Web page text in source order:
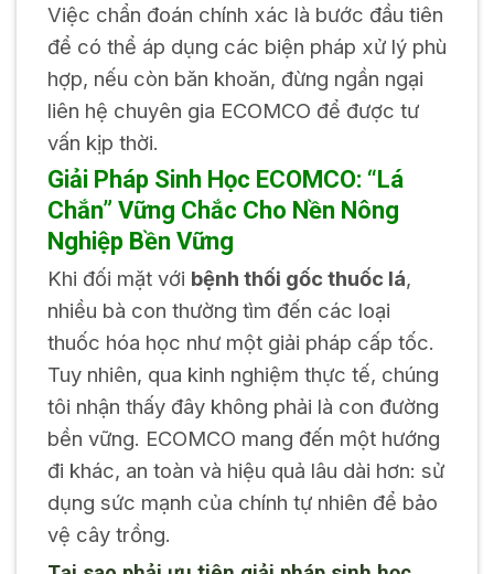
Việc chẩn đoán chính xác là bước đầu tiên
để có thể áp dụng các biện pháp xử lý phù
hợp, nếu còn băn khoăn, đừng ngần ngại
liên hệ chuyên gia ECOMCO để được tư
vấn kịp thời.
Giải Pháp Sinh Học ECOMCO: “Lá
Chắn” Vững Chắc Cho Nền Nông
Nghiệp Bền Vững
Khi đối mặt với bệnh thối gốc thuốc lá,
nhiều bà con thường tìm đến các loại
thuốc hóa học như một giải pháp cấp tốc.
Tuy nhiên, qua kinh nghiệm thực tế, chúng
tôi nhận thấy đây không phải là con đường
bền vững. ECOMCO mang đến một hướng
đi khác, an toàn và hiệu quả lâu dài hơn: sử
dụng sức mạnh của chính tự nhiên để bảo
vệ cây trồng.